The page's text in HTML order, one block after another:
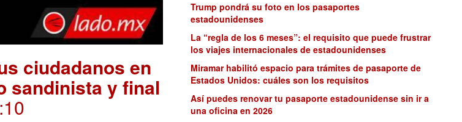
ciudadanos en
sandinista y final
Trump pondrá su foto en los pasaportes
estadounidenses
La “regla de los 6 meses”: el requisito que puede frustrar
los viajes internacionales de estadounidenses
Miramar habilitó espacio para trámites de pasaporte de
Estados Unidos: cuáles son los requisitos
Así puedes renovar tu pasaporte estadounidense sin ir a
una oficina en 2026